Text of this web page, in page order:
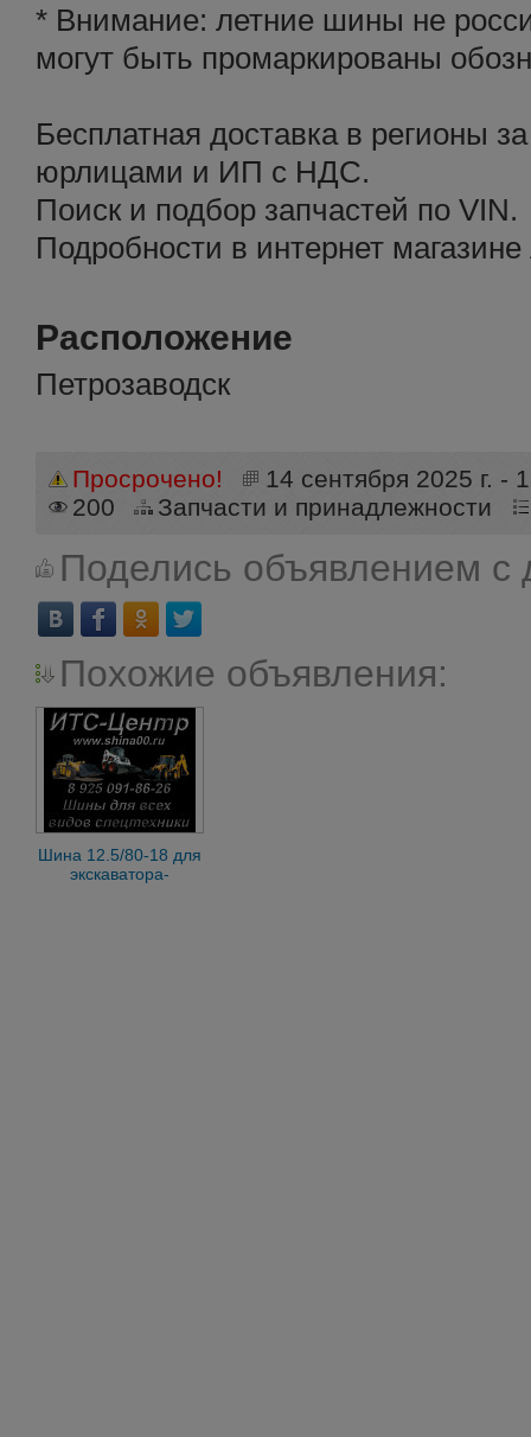
* Внимание: летние шины не
могут быть промаркированы
Бесплатная доставка в регионы
юрлицами и ИП с НДС.
Поиск и подбор запчастей по VIN.
Подробности в интернет
Расположение
Петрозаводск
Просрочено!
14 сентября 2025 г. -
200
Запчасти и принадлежности
Поделись объявлением с
Похожие объявления:
Шина 12.5/80-18 для
экскаватора-